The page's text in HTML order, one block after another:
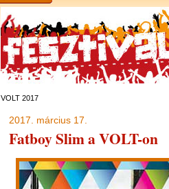
VOLT 2017
2017. március 17.
Fatboy Slim a VOLT-on